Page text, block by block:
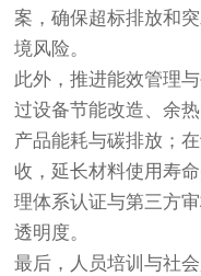
案，确保超标排放和
境风险。
此外，推进能效管理
过设备节能改造、余
产品能耗与碳排放；
收，延长材料使用寿
理体系认证与第三方
透明度。
最后，人员培训与社